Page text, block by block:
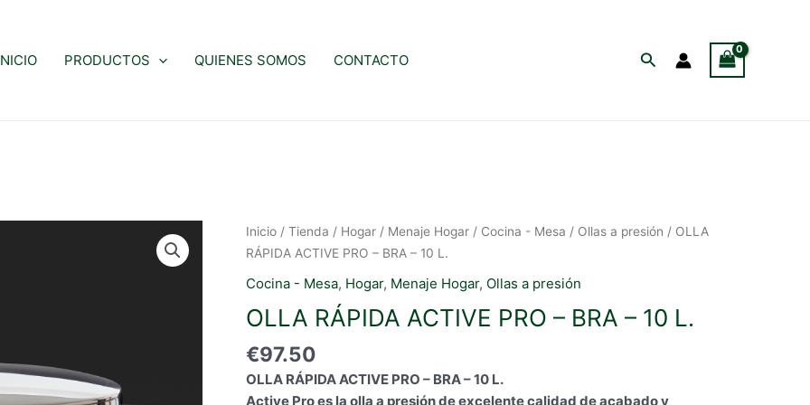
PRODUCTOS QUIENES SOMOS CONTACTO Buscar
Inicio / Tienda / Hogar / Menaje Hogar / Cocina - Mesa / Ollas a presión / OLLA
RÁPIDA ACTIVE PRO – BRA – 10 L.
Cocina - Mesa, Hogar, Menaje Hogar, Ollas a presión
OLLA RÁPIDA ACTIVE PRO – BRA – 10 L.
€97.50
OLLA RÁPIDA ACTIVE PRO – BRA – 10 L.
Active Pro es la olla a presión de excelente calidad de acabado y